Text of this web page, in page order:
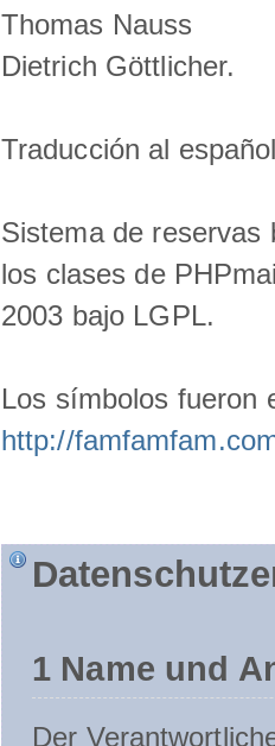
Thomas Nauss
Dietrich Göttlicher.
Traducción al
Sistema de
los clases de
2003 bajo LGPL.
Los símbolos fueron
http://
1 Name und
Der